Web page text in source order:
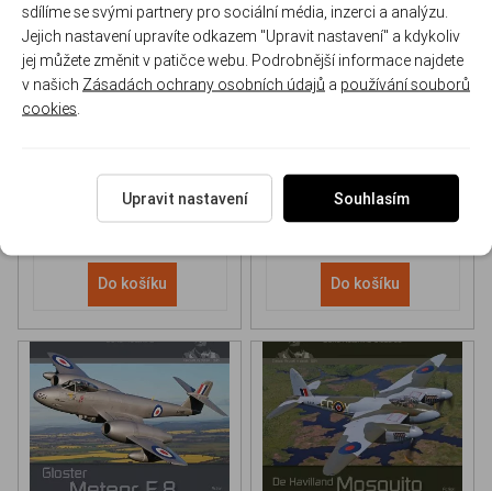
NH 90 helicopter Book
613 Kč/ ks
Do košíku
P-51D Mustang Book
565 Kč/ ks
Do košíku
sdílíme se svými partnery pro sociální média, inzerci a analýzu.
Jejich nastavení upravíte odkazem "Upravit nastavení" a kdykoliv
jej můžete změnit v patičce webu. Podrobnější informace najdete
v našich Zásadách ochrany osobních údajů a používání souborů
cookies
Upravit nastavení Souhlasím